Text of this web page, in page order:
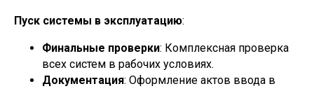
Пуск системы в эксплуатацию:
Финальные проверки: Комплексная проверка
всех систем в рабочих условиях.
Документация: Оформление актов ввода в